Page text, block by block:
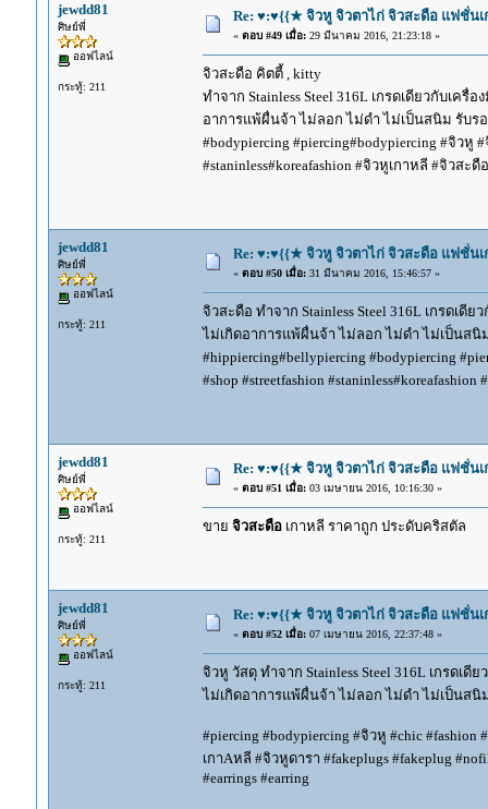
jewdd81
ศิษย์พี่
ออฟไลน์
กระทู้: 211
Re: ♥:♥{{★ จิวหู จิวตาไก่ จิวสะดือ แฟชั่น
« ตอบ #49 เมื่อ:29 มีนาคม 2016, 21:23:18 »
จิวสะดือ คิตตี้ , kitty
ทำจาก Stainless Steel 316L เกรดเดียวกับเครื่อ
อาการแพ้ผื่นจ้า ไม่ลอก ไม่ดำ ไม่เป็นสนิม รับร
#bodypiercing #piercing#bodypiercing #จิวหู #
#staninless#koreafashion #จิวหูเกาหลี #จิวสะ
jewdd81
ศิษย์พี่
ออฟไลน์
กระทู้: 211
Re: ♥:♥{{★ จิวหู จิวตาไก่ จิวสะดือ แฟชั่น
« ตอบ #50 เมื่อ:31 มีนาคม 2016, 15:46:57 »
จิวสะดือ ทำจาก Stainless Steel 316L เกรดเดีย
ไม่เกิดอาการแพ้ผื่นจ้า ไม่ลอก ไม่ดำ ไม่เป็นสนิ
#hippiercing#bellypiercing #bodypiercing
#shop #streetfashion
jewdd81
ศิษย์พี่
ออฟไลน์
กระทู้: 211
Re: ♥:♥{{★ จิวหู จิวตาไก่ จิวสะดือ แฟชั่น
« ตอบ #51 เมื่อ:03 เมษายน 2016, 10:16:30 »
ขาย จิวสะดือเกาหลี ราคาถูก ประดับคริสตัล
jewdd81
ศิษย์พี่
ออฟไลน์
กระทู้: 211
Re: ♥:♥{{★ จิวหู จิวตาไก่ จิวสะดือ แฟชั่น
« ตอบ #52 เมื่อ:07 เมษายน 2016, 22:37:48 »
จิวหู วัสดุ ทำจาก Stainless Steel 316L เกรดเดี
ไม่เกิดอาการแพ้ผื่นจ้า ไม่ลอก ไม่ดำ ไม่เป็นส
#piercing #bodypiercing #จิวหู #chic #fashion
เกาAหลี #จิวหูดารา #fakeplugs #fakeplug
#earrings #earring